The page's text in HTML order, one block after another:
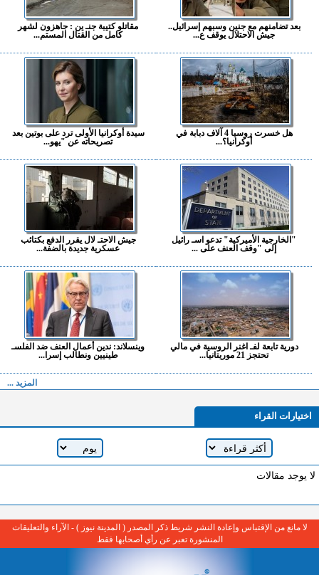
بعد تضامنهم مع جنين وسبهم إسرائيل..
جيش الاحتلال يوقف ع...
مقاتلو كتيبة جنـ ين : جاهزون لشهر
كامل من القتال المستم...
هل خسرت روسيا 4 آلاف دبابة في
أوكرانيا؟...
سيدة أوكرانيا الأولى ترد على بوتين بعد
تصريحاته عن "يهو...
"الخارجية الأميركية" تدعو اسـ رائيل
إلى "وقف العنف على ...
جيش الاحتـ لال يقرر الدفع بكتائب
عسكرية جديدة بالضفة...
دورية تابعة لفـ اغنر الروسية في مالي
تحتجز 21 موريتانيا...
وينسلاند: ندين أعمال العنف ضد الفلسـ
طينيين ونطالب إسرا...
المزيد ...
اختيارات القراء
لا يوجد مقالات
لا مانع من الإقتباس وإعادة النشر شريط ذكر المصدر ( المدينة نيوز ) - الآراء والتعليقات
المنشورة تعبر عن رأي أصحابها فقط